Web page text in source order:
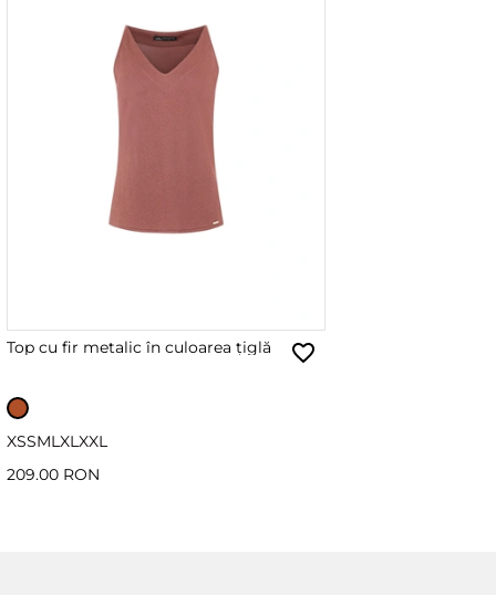
Top cu fir metalic în culoarea țiglă
XSSML XL XXL
209.00 RON